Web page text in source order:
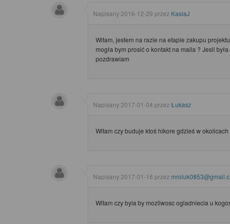
Napisany 2016-12-29 przez KasiaJ
Witam, jestem na razie na etapie zakupu
mogła bym prosić o kontakt na maila ? Jesli
pozdrawiam
Napisany 2017-01-04 przez Łukasz
Witam czy buduje ktoś hikore gdzieś w okolicach
Napisany 2017-01-16 przez
Witam czy byla by mozliwosc ogladniecia u